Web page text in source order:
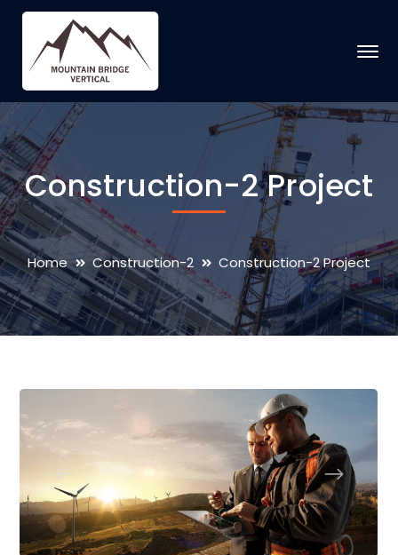
Construction-2 Project
Home Construction-2 Construction-2 Project